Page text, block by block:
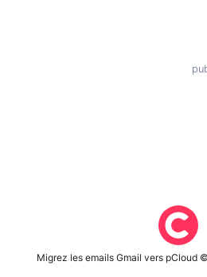
Migrez les emails Gmail vers pCloud